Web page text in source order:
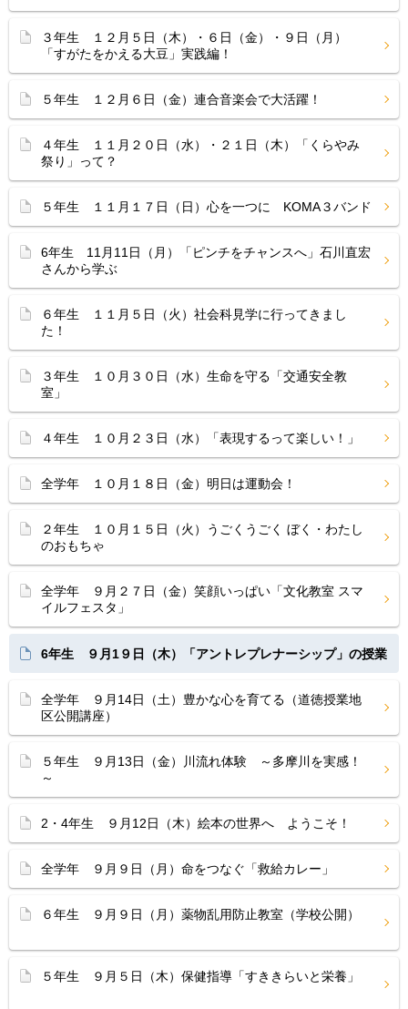
３年生 １２月５日（木）・６日（金）・９日（月）
「すがたをかえる大豆」実践編！
５年生 １２月６日（金）連合音楽会で大活躍！
４年生 １１月２０日（水）・２１日（木）「くらやみ
祭り」って？
５年生 １１月１７日（日）心を一つに KOMA３バンド
6年生 11月11日（月）「ピンチをチャンスへ」石川直宏
さんから学ぶ
６年生 １１月５日（火）社会科見学に行ってきまし
た！
３年生 １０月３０日（水）生命を守る「交通安全教
室」
４年生 １０月２３日（水）「表現するって楽しい！」
全学年 １０月１８日（金）明日は運動会！
２年生 １０月１５日（火）うごくうごく ぼく・わたし
のおもちゃ
全学年 ９月２７日（金）笑顔いっぱい「文化教室 スマ
イルフェスタ」
6年生 ９月1９日（木）「アントレプレナーシップ」の授業
全学年 ９月14日（土）豊かな心を育てる（道徳授業地
区公開講座）
５年生 ９月13日（金）川流れ体験 ～多摩川を実感！
～
2・4年生 ９月12日（木）絵本の世界へ ようこそ！
全学年 ９月９日（月）命をつなぐ「救給カレー」
６年生 ９月９日（月）薬物乱用防止教室（学校公開）
５年生 ９月５日（木）保健指導「すききらいと栄養」